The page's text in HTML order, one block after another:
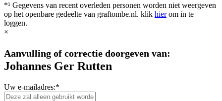
*¹ Gegevens van recent overleden personen worden niet weergeven
op het openbare gedeelte van graftombe.nl. klik hierom in te
loggen.
×
Aanvulling of correctie doorgeven van:
Johannes Ger Rutten
Uw e-mailadres:*